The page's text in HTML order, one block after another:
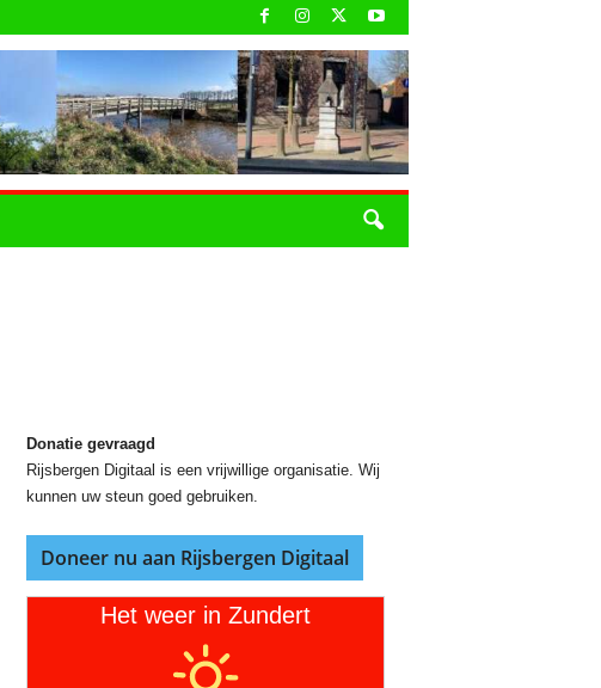
Donatie gevraagd
Rijsbergen Digitaal is een vrijwillige organisatie. Wij
kunnen uw steun goed gebruiken.
Doneer nu aan Rijsbergen Digitaal
Het weer in Zundert